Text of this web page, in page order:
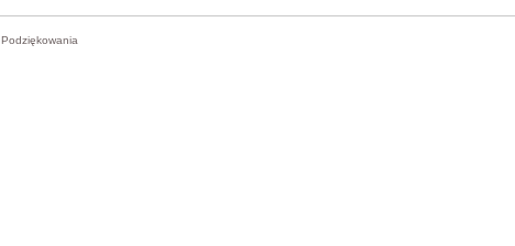
Podziękowania